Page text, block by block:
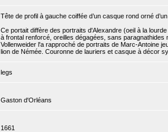
Tête de profil à gauche coiffée d’un casque rond orné
Ce portait diffère des portraits d'Alexandre (oeil à la
à frontal renforcé, oreilles dégagées, sans
Vollenweider l'a rapproché de portraits de Marc-Antoine
lion de Némée. Couronne de lauriers et casque à décor
legs
Gaston d'Orléans
1661